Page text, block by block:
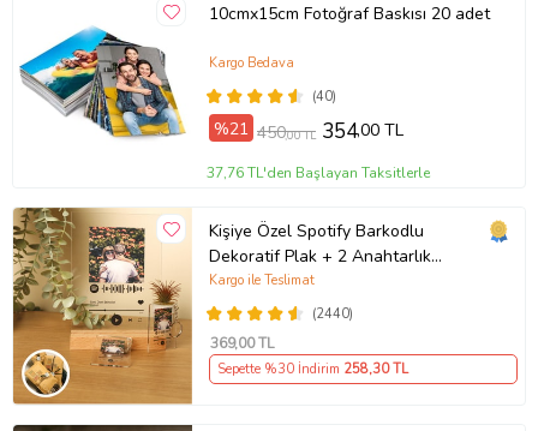
10cmx15cm Fotoğraf Baskısı 20 adet
(40)
Kargo Bedava
%21 450,00 TL 354,00 TL
37,76 TL'den Başlayan Taksitlerle
Kişiye Özel Spotify Barkodlu
Dekoratif Plak + 2 Anahtarlık
Babaya Anneye Sevgiliye Arkadaşa
Hediye
(2440)
Kargo ile Teslimat
369,00 TL
Sepette %30 İndirim 258,30 TL